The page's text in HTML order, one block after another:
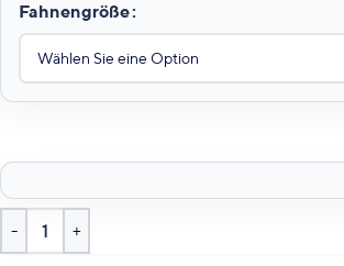
Fahnengröße